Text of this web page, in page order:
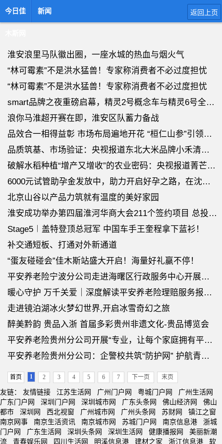
今日佳 新闻 返回上页
淮安浪里马队徽出圈，一座水城的热血与烟火气
“林可霉素”不是洪水猛兽！专家称消费者不必过度担忧
“林可霉素”不是洪水猛兽！专家称消费者不必过度担忧
smart品牌之夜重磅启幕，精灵2号概念车与精灵6号全球首秀
浪你马淮超开赛在即，淮安区队蓄力备战
品效合一相得益彰 市场布局遍地开花 “桓仁山参”引领中医药健康产业传承创
品质筑基、市场验证：央视报道东北大米品牌小禾清风“定制农业”成效
破解水稻种植“增产又增收”的农业密码：央视报道菁芒农业与小禾清风的定制
6000元试管助孕金发放中，助力开启好孕之路，在沈阳菁华圆父母梦！
北京山谷以产品力筑就有温度的美好家园
淮安成功举办第四届淮河华商大会211个签约项目 总投资1486.4亿元
Stage5︱盖特登顶总冠军 中国车手王奎程拿下蓝衫！
补交通短板、打通对外新通道
“蛋友碰碰会”佳木斯站盛大开启！海量好礼赢不停！
平安养老险宁波分公司走进海曙区行政服务中心开展反洗钱宣传
暖心守护 万千关爱｜深度解读平安养老险理赔服务报告（老年版）
走进镜泊湖冰火梦幻世界,开启冰雪奇幻之旅
醉美黔韵 贵品入浙 首届多彩贵州非遗文化-贵品博览会
平安养老险贵州分公司开展“专业，让每个家庭拥有平安”员工户外素质拓展活
平安养老险贵州分公司：企警校共筑“防护网” 护航青春助成长
首页 1 2 3 4 5 6 7 下一页 末页
友链： 友情链接 江苏生活网 广州门户网 粤城门户网
广州生活网
广东门户网
深圳门户网 深圳城市网 广东头条网 佛山经济网
佛山
都市
深圳网 西北视窗 广州城市网 广州头条网 苏财网
镇江之窗
南京网事
南京生活资讯 南京城市网 苏城门户网 南京信息港
浙城
门户网
广东生活网 深圳头条网 深圳生活网 健康播报网
美丽新潮
流
青春娱乐网 四川生活网 明溪信息港 建材之家 浙江信息港 软